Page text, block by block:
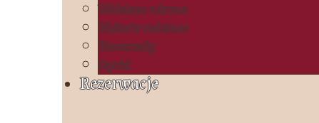
Widziane z drona
Historie rodzinne
Bieszczady
Ogród
Rezerwacje